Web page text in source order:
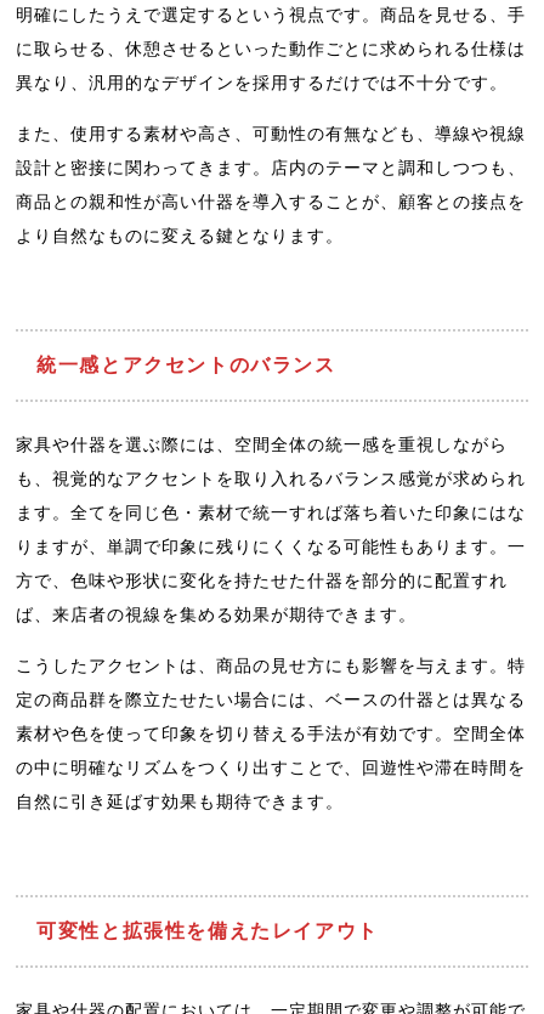
明確にしたうえで選定するという視点です。商品を見せる、手
に取らせる、休憩させるといった動作ごとに求められる仕様は
異なり、汎用的なデザインを採用するだけでは不十分です。
また、使用する素材や高さ、可動性の有無なども、導線や視線
設計と密接に関わってきます。店内のテーマと調和しつつも、
商品との親和性が高い什器を導入することが、顧客との接点を
より自然なものに変える鍵となります。
統一感とアクセントのバランス
家具や什器を選ぶ際には、空間全体の統一感を重視しながら
も、視覚的なアクセントを取り入れるバランス感覚が求められ
ます。全てを同じ色・素材で統一すれば落ち着いた印象にはな
りますが、単調で印象に残りにくくなる可能性もあります。一
方で、色味や形状に変化を持たせた什器を部分的に配置すれ
ば、来店者の視線を集める効果が期待できます。
こうしたアクセントは、商品の見せ方にも影響を与えます。特
定の商品群を際立たせたい場合には、ベースの什器とは異なる
素材や色を使って印象を切り替える手法が有効です。空間全体
の中に明確なリズムをつくり出すことで、回遊性や滞在時間を
自然に引き延ばす効果も期待できます。
可変性と拡張性を備えたレイアウト